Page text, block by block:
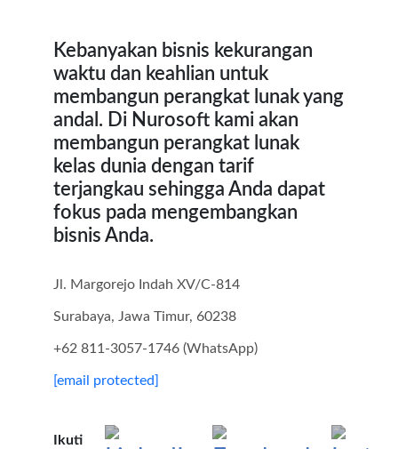
Kebanyakan bisnis kekurangan
waktu dan keahlian untuk
membangun perangkat lunak yang
andal. Di Nurosoft kami akan
membangun perangkat lunak
kelas dunia dengan tarif
terjangkau sehingga Anda dapat
fokus pada mengembangkan
bisnis Anda.
Jl. Margorejo Indah XV/C-814
Surabaya, Jawa Timur, 60238
+62 811-3057-1746 (WhatsApp)
[email protected]
Ikuti